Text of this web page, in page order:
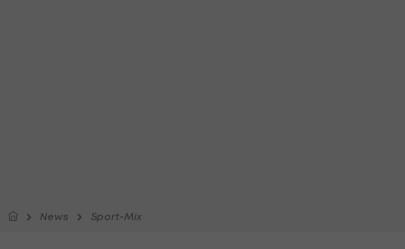
News Sport-Mix